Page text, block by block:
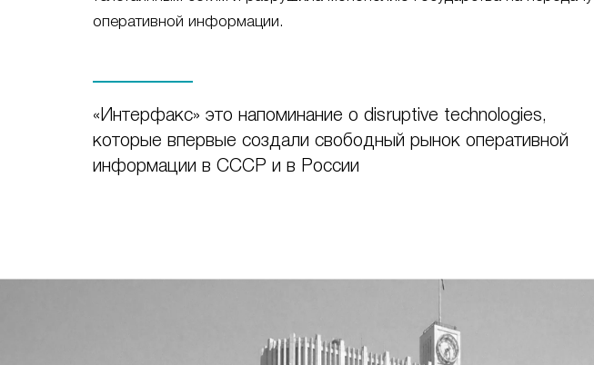
оперативной информации.
«Интерфакс» это напоминание о disruptive technologies,
которые впервые создали свободный рынок оперативной
информации в СССР и в России